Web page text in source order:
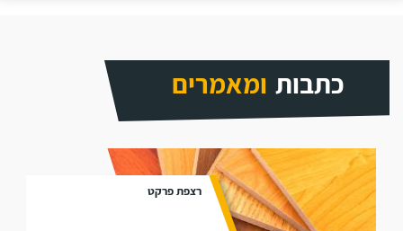
כתבות ומאמרים
רצפת פרקט